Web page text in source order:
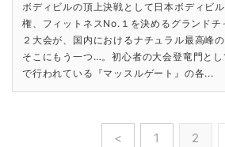
ボディビルの頂上決戦として日本ボディビ
権、フィットネスNo.１を決めるグランドチ
２大会が、国内におけるナチュラル最高峰
そこにもう一つ…。初心者の大会登竜門と
で行われている『マッスルゲート』の各...
< 1 2